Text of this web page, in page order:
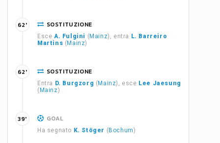
SOSTITUZIONE
Esce A. Fulgini ( Mainz), entra
L. Barreiro
Martins ( Mainz)
62'
SOSTITUZIONE
Entra D. Burgzorg ( Mainz), esce Lee Jaesung
( Mainz)
62'
GOAL
Ha segnato K. Stöger ( Bochum)
39'